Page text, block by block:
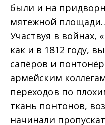
были и на
мятежной
Участвуя в войнах,
как и в 1812 году,
сапёров и
армейским
переходов по
ткань понтонов,
начинали